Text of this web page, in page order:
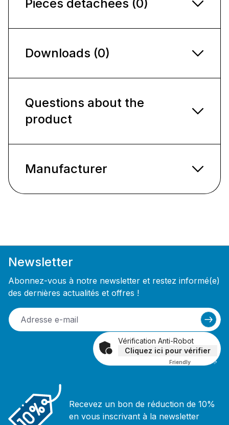
Pièces détachées (0)
Downloads (0)
Questions about the
product
Manufacturer
Newsletter
Abonnez-vous à notre newsletter et restez informé(e)
des dernières actualités et offres !
Vérification Anti-Robot
Cliquez ici pour vérifier
Friendly Captcha ⇗
Recevez un bon de réduction de 10%
en vous inscrivant à la newsletter